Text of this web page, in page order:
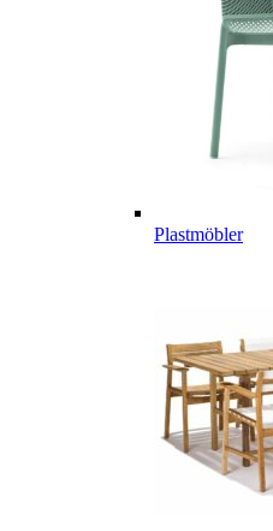
Plastmöbler